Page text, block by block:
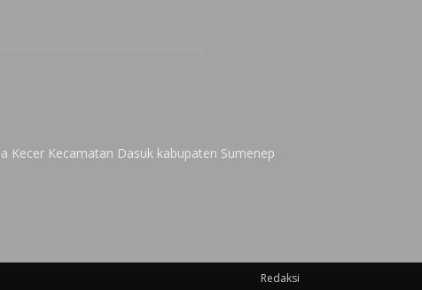
Kecer Kecamatan Dasuk kabupaten Sumenep
Redaksi